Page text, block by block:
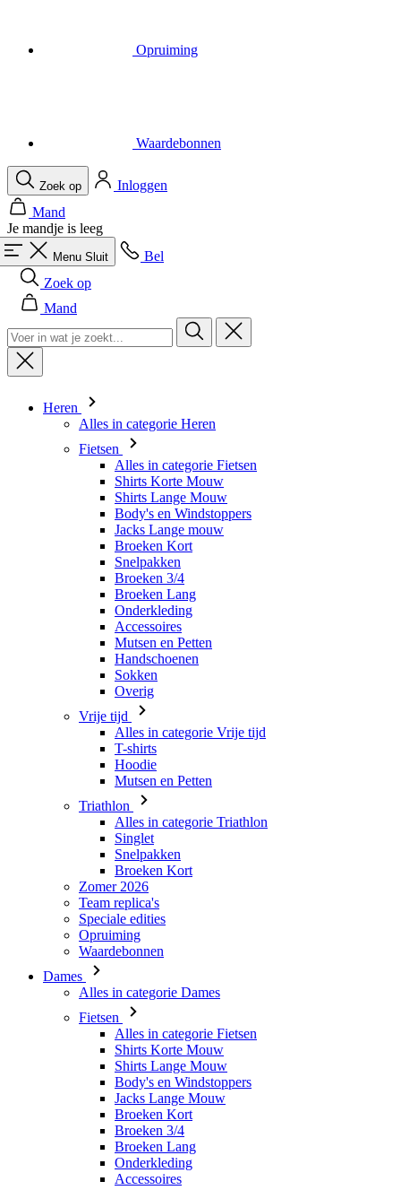
Je mandje is leeg
Menu Sluit
Bel
Zoek op
Mand
Heren
Alles in categorie Heren
Shirts Lange Mouw
Body's en Windstoppers
Jacks Lange mouw
Broeken Kort
Snelpakken
Broeken 3/4
Broeken Lang
Onderkleding
Accessoires
Mutsen en Petten
Handschoenen
Sokken
Overig
Vrije tijd
Alles in categorie Vrije tijd
T-shirts
Hoodie
Mutsen en Petten
Triathlon
Alles in categorie Triathlon
Singlet
Snelpakken
Broeken Kort
Zomer 2026
Team replica's
Speciale edities
Opruiming
Waardebonnen
Dames
Alles in categorie Dames
Fietsen
Alles in categorie Fietsen
Shirts Lange Mouw
Body's en Windstoppers
Jacks Lange Mouw
Broeken Kort
Broeken 3/4
Broeken Lang
Onderkleding
Accessoires
Mutsen en Petten
Handschoenen
Sokken
Overig